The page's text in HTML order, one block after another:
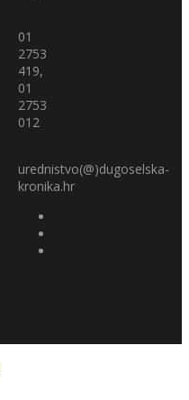
01
2753
419,
01
2753
012
urednistvo(@)dugoselska-
kronika.hr